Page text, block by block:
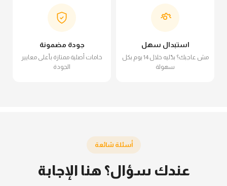
استبدال سهل
مش عاجبك؟ بدّليه خلال 14 يوم بكل
سهولة
جودة مضمونة
خامات أصلية ممتازة بأعلى معايير
الجودة
أسئلة شائعة
عندك سؤال؟ هنا الإجابة